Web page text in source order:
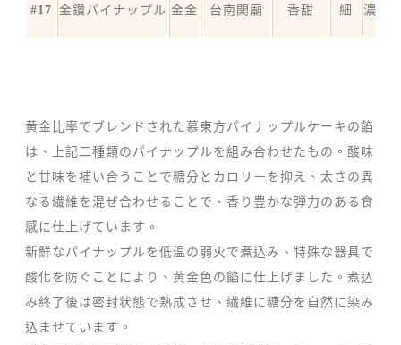
#17 金鑽パイナップル 金金 台南関廟 香甜 細 濃厚
黄金比率でブレンドされた慕東方パイナップルケーキの餡
は、上記二種類のパイナップルを組み合わせたもの。酸味
と甘味を補い合うことで糖分とカロリーを抑え、太さの異
なる繊維を混ぜ合わせることで、香り豊かな弾力のある食
感に仕上げています。
新鮮なパイナップルを低温の弱火で煮込み、特殊な器具で
酸化を防ぐことにより、黄金色の餡に仕上げました。煮込
み終了後は密封状態で熟成させ、繊維に糖分を自然に染み
込ませています。